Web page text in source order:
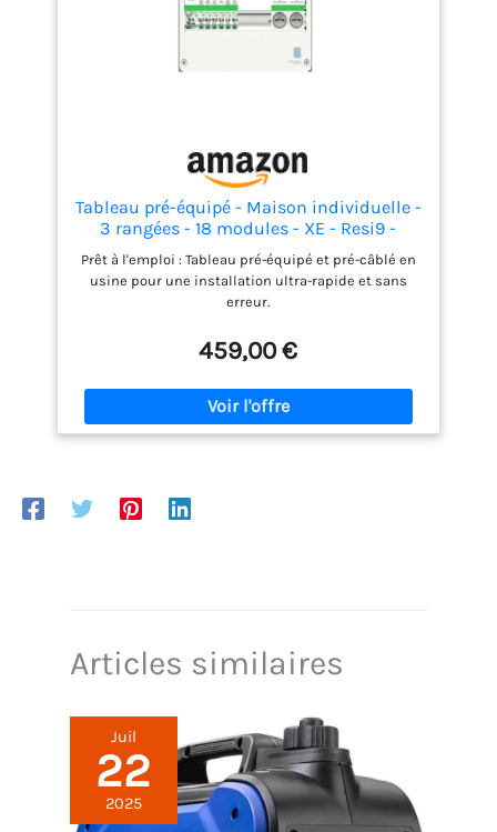
Tableau pré-équipé - Maison individuelle -
3 rangées - 18 modules - XE - Resi9 -
R9HPNFC15123P - Schneider
Prêt à l'emploi : Tableau pré-équipé et pré-câblé en
usine pour une installation ultra-rapide et sans
erreur.
459,00 €
Articles similaires
Juil
22
2025